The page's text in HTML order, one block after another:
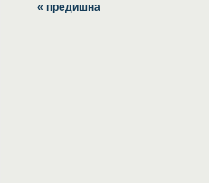
« предишна